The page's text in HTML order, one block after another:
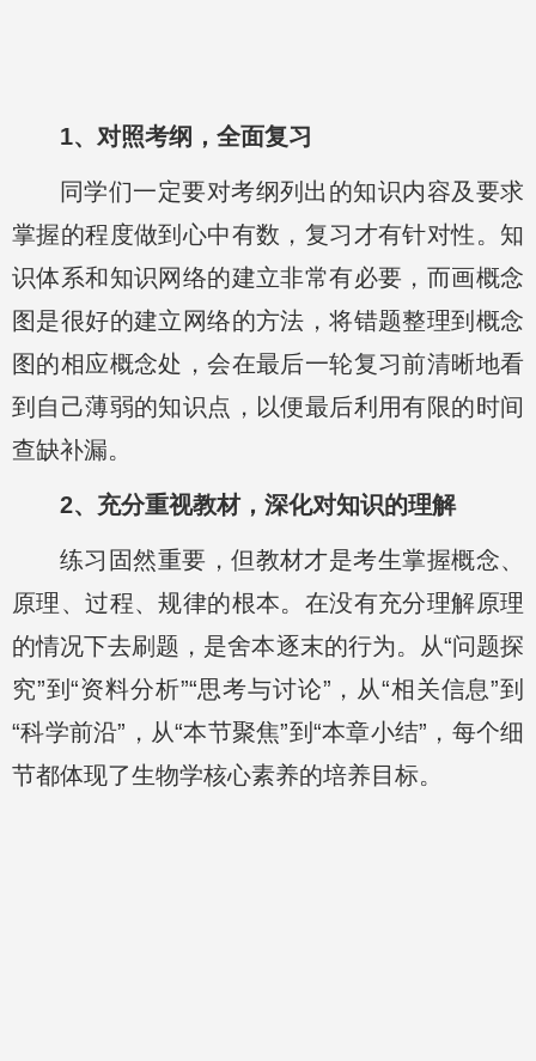
1、对照考纲，全面复习
同学们一定要对考纲列出的知识内容及要求
掌握的程度做到心中有数，复习才有针对性。知
识体系和知识网络的建立非常有必要，而画概念
图是很好的建立网络的方法，将错题整理到概念
图的相应概念处，会在最后一轮复习前清晰地看
到自己薄弱的知识点，以便最后利用有限的时间
查缺补漏。
2、充分重视教材，深化对知识的理解
练习固然重要，但教材才是考生掌握概念、
原理、过程、规律的根本。在没有充分理解原理
的情况下去刷题，是舍本逐末的行为。从“问题探
究”到“资料分析”“思考与讨论”，从“相关信息”到
“科学前沿”，从“本节聚焦”到“本章小结”，每个细
节都体现了生物学核心素养的培养目标。